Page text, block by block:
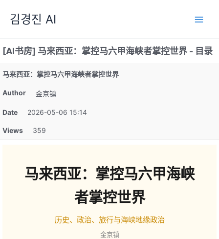
容
김경진 AI
[AI书房] 马来西亚：掌控马六甲海峡者掌控世界 - 目录
马来西亚：掌控马六甲海峡者掌控世界
Author 金京镇
Date 2026-05-06 15:14
Views 359
马来西亚：掌控马六甲海峡
者掌控世界
历史、政治、旅行与海峡地缘政治
金京镇